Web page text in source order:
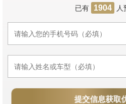
已有 1904
提交信息获取